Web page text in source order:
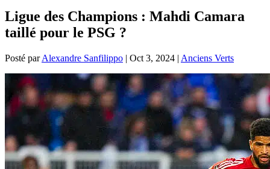
Ligue des Champions : Mahdi Camara
taillé pour le PSG ?
Posté parAlexandre Sanfilippo | Oct 3, 2024 | Anciens Verts